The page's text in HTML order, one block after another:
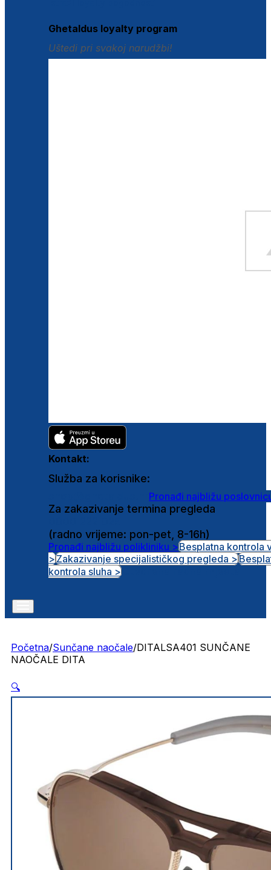
Ghetaldus loyalty program
Uštedi pri svakoj narudžbi!
Kontakt:
Služba za korisnike:
Pronađi najbližu
Za zakazivanje termina pregleda
(radno vrijeme: pon-pet, 8-16h)
Pronađi najbližu polikliniku >Besplatna kontrola
>Zakazivanje specijalističkog pregleda >
kontrola sluha >
Početna/Sunčane naočale/DITALSA401 SUNČANE
NAOČALE DITA
🔍